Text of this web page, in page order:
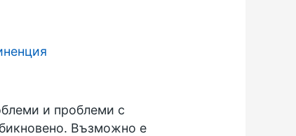
и проблеми с
Възможно е